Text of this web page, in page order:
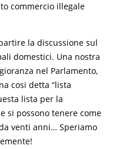
commercio illegale
la discussione sul
domestici. Una nostra
nel Parlamento,
cosi detta “lista
lista per la
si possono tenere come
venti anni… Speriamo